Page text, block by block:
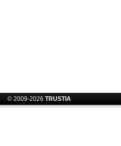
© 2009-2026 TRUSTIA